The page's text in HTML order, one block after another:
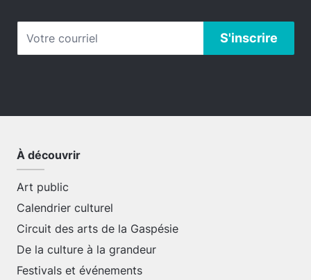
À découvrir
Art public
Calendrier culturel
Circuit des arts de la Gaspésie
De la culture à la grandeur
Festivals et événements